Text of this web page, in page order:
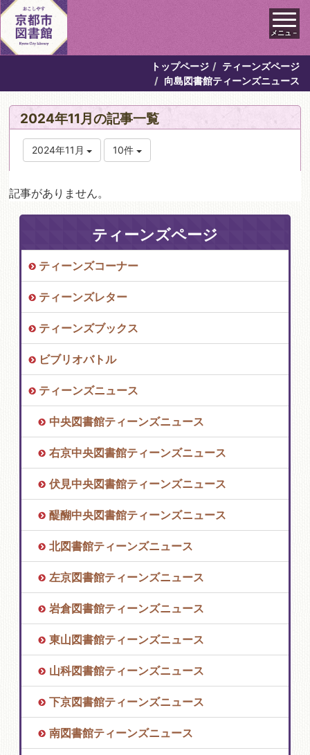
メニュ－
トップページ
ティーンズページ
向島図書館ティーンズニュース
2024年11月の記事一覧
2024年11月 10件
記事がありません。
ティーンズページ
ティーンズコーナー
ティーンズレター
ティーンズブックス
ビブリオバトル
ティーンズニュース
中央図書館ティーンズニュース
右京中央図書館ティーンズニュース
伏見中央図書館ティーンズニュース
醍醐中央図書館ティーンズニュース
北図書館ティーンズニュース
左京図書館ティーンズニュース
岩倉図書館ティーンズニュース
東山図書館ティーンズニュース
山科図書館ティーンズニュース
下京図書館ティーンズニュース
南図書館ティーンズニュース